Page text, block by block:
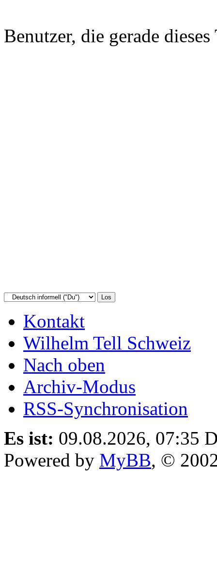
Benutzer, die gerade
Kontakt
Wilhelm Tell Schweiz
Nach oben
Archiv-Modus
RSS-Synchronisation
Es ist: 09.08.2026, 07:35
Powered by MyBB, ©